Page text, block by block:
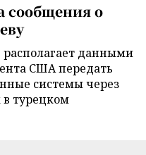
сообщения о
располагает данными
США передать
системы через
турецком